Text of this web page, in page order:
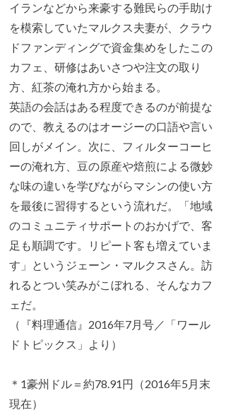
イランなどから来豪する難民らの手助け
を模索していたマルクス夫妻が、クラウ
ドファンディングで資金集めをしたこの
カフェ、研修はあいさつや注文の取り
方、紅茶の淹れ方から始まる。
英語の会話はある程度できるのが前提な
ので、教えるのはオージーの口語や言い
回しがメイン。次に、フィルターコーヒ
ーの淹れ方、豆の原産や焙煎による微妙
な味の違いを学びながらマシンの使い方
を最後に習得するという流れだ。「地域
のコミュニティサポートのおかげで、客
足も順調です。リピート客も増えていま
す」というジェーン・マルクスさん。訪
れるとつい笑みがこぼれる、そんなカフ
ェだ。
（『料理通信』2016年7月号／「ワール
ドトピックス」より）
＊1豪州ドル＝約78.91円（2016年5月末
現在）